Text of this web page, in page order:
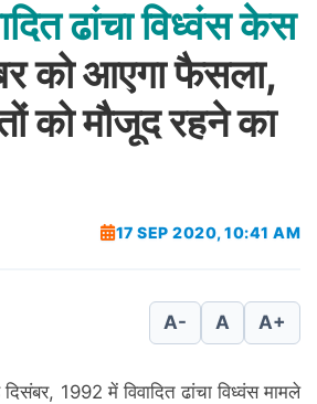
ढांचाविध्वंसकेस
को आएगा फैसला,
को मौजूद रहने का
17 SEP 2020, 10:41 AM
A- A A+
1992 में विवादित ढांचा विध्वंस मामले